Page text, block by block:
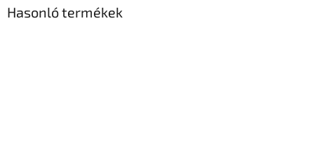
Hasonló termékek